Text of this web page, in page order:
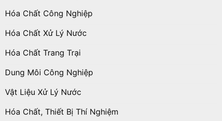
Hóa Chất Công Nghiệp
Hóa Chất Xử Lý Nước
Hóa Chất Trang Trại
Dung Môi Công Nghiệp
Vật Liệu Xử Lý Nước
Hóa Chất, Thiết Bị Thí Nghiệm